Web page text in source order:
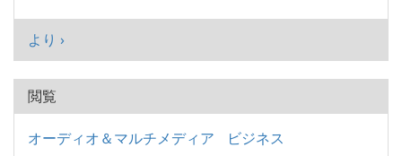
より ›
閲覧
オーディオ＆マルチメディア
ビジネス